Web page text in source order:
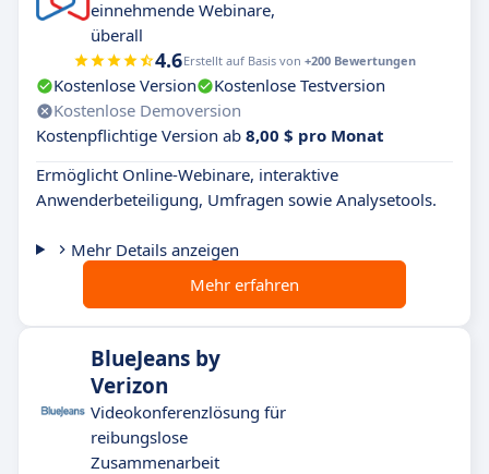
einnehmende Webinare,
überall
4.6Erstellt auf Basis von +200 Bewertungen
Kostenlose Version
Kostenlose Testversion
Kostenlose Demoversion
Kostenpflichtige Version ab 8,00 $ pro Monat
Ermöglicht Online-Webinare, interaktive
Anwenderbeteiligung, Umfragen sowie Analysetools.
Mehr Details anzeigen
Mehr erfahren
BlueJeans by
Verizon
Videokonferenzlösung für
reibungslose
Zusammenarbeit